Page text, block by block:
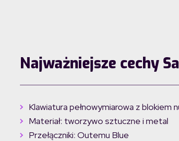
Najważniejsze cechy
Klawiatura pełnowymiarowa z blokiem
Materiał: tworzywo sztuczne i metal
Przełączniki: Outemu Blue